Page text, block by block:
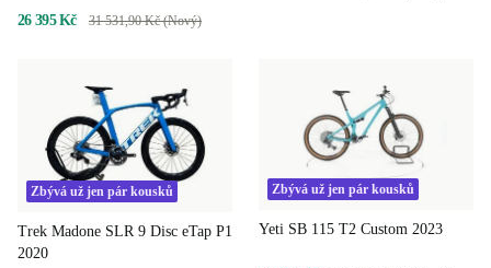
26 395 Kč 31 531,90 Kč (Nový)
Zbývá už jen pár kousků
Trek Madone SLR 9 Disc eTap P1
2020
Zbývá už jen pár kousků
Yeti SB 115 T2 Custom 2023